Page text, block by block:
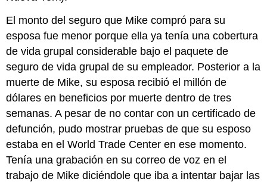
El monto del seguro que Mike compró para su
esposa fue menor porque ella ya tenía una cobertura
de vida grupal considerable bajo el paquete de
seguro de vida grupal de su empleador. Posterior a la
muerte de Mike, su esposa recibió el millón de
dólares en beneficios por muerte dentro de tres
semanas. A pesar de no contar con un certificado de
defunción, pudo mostrar pruebas de que su esposo
estaba en el World Trade Center en ese momento.
Tenía una grabación en su correo de voz en el
trabajo de Mike diciéndole que iba a intentar bajar las